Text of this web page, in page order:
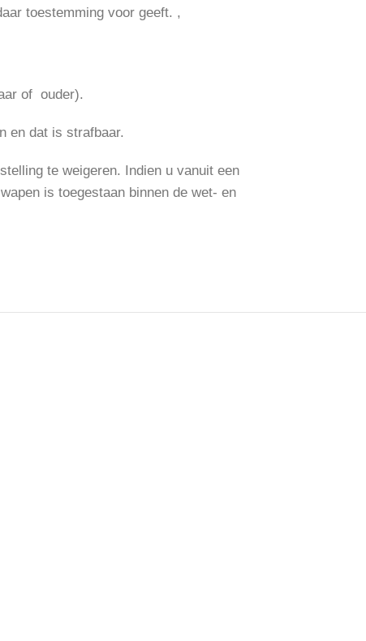
toestemming voor geeft. ,
of ouder).
en dat is strafbaar.
te weigeren. Indien u vanuit een
is toegestaan binnen de wet- en